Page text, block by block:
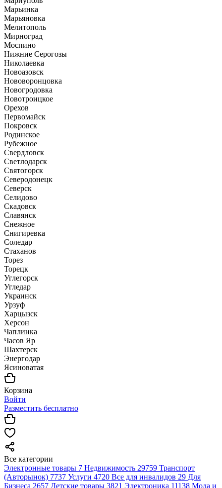
Марьинка
Марьяновка
Мелитополь
Мирноград
Моспино
Нижние Серогозы
Николаевка
Новоазовск
Нововоронцовка
Новогродовка
Новотроицкое
Орехов
Первомайск
Покровск
Родинское
Рубежное
Свердловск
Светлодарск
Святогорск
Северодонецк
Северск
Селидово
Скадовск
Славянск
Снежное
Снигиревка
Соледар
Стаханов
Торез
Торецк
Углегорск
Угледар
Украинск
Урзуф
Харцызск
Херсон
Чаплинка
Часов Яр
Шахтерск
Энергодар
Ясиноватая
Корзина
Войти
Разместить бесплатно
Все категории
Электронные товары 7 Недвижимость 29759 Транспорт
(Авторынок) 7737 Услуги 4720 Все для инвалидов 29 Для
Бизнеса 2657 Детские товары 3821 Электроника 11138 Мода и